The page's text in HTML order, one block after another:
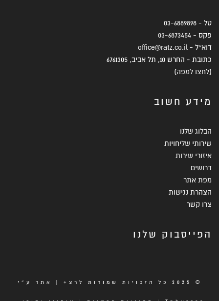
טל - 03-6889898
פקס - 03-6873454
דוא״ל - office@ratz.co.il
כתובת - החרש 10, תל אביב, 6761305
(לחצו למפה)
מידע חשוב
הבלוג שלנו
שירותי שליחויות
איזורי שירות
דרושים
מפת אתר
הצהרת נגישות
צרו קשר
הפייסבוק שלנו
© 2025 כל הזכויות שמורות לרצ+ | אתר ע״י